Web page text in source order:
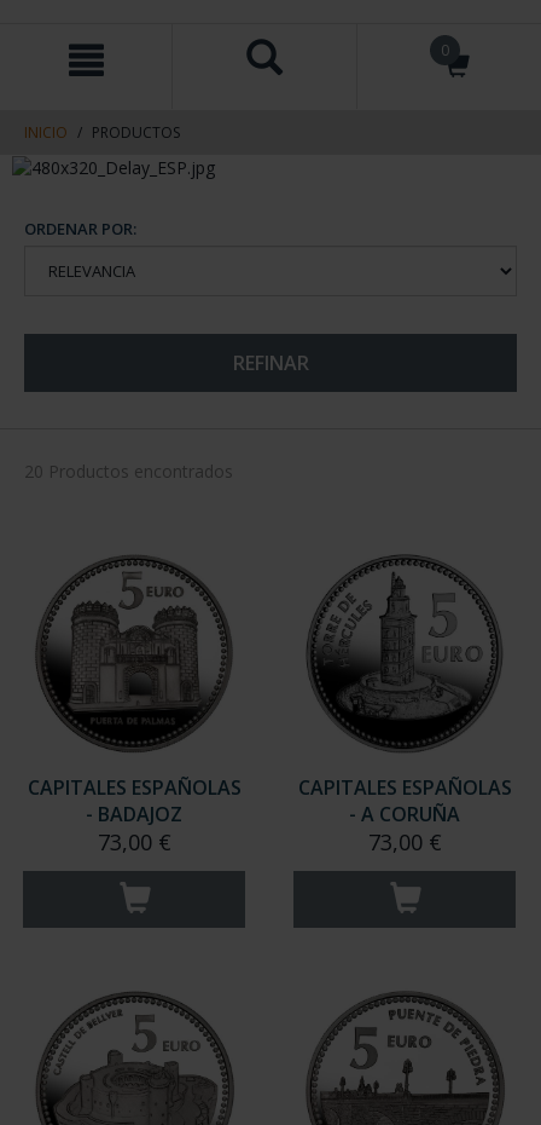
contenido
navegacin
0
INICIO PRODUCTOS
ORDENAR POR:
REFINAR
20 Productos encontrados
CAPITALES ESPAÑOLAS
- BADAJOZ
73,00 €
CAPITALES ESPAÑOLAS
- A CORUÑA
73,00 €